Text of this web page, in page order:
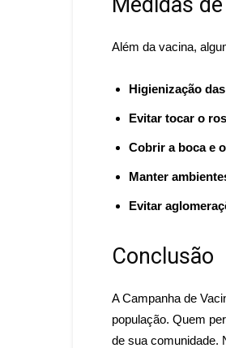
Além da vacina,
Higienização
Evitar tocar o
Cobrir a boca e
Manter
Evitar
Conclusão
A Campanha de
população. Quem
de sua comunidade.